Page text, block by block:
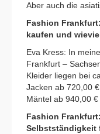
Aber auch die
Fashion
kaufen und
Eva Kress: In
Frankfurt –
Kleider liegen bei
Jacken ab 720,00 €
Mäntel ab 940,00 €
Fashion